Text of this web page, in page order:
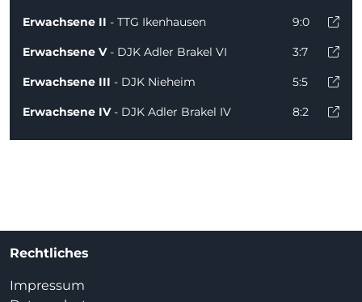
Erwachsene II - TTG Ikenhausen 9:0
Erwachsene V- DJK Adler Brakel VI 3:7
Erwachsene III - DJK Nieheim 5:5
Erwachsene IV- DJK Adler Brakel IV 8:2
Rechtliches
Impressum